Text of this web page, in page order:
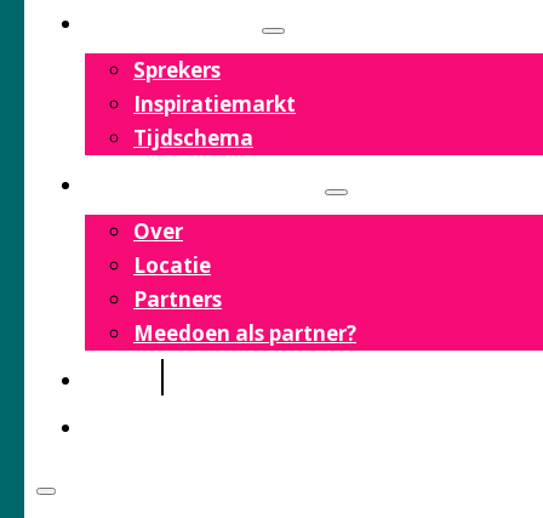
Sprekers
Inspiratiemarkt
Tijdschema
Over
Locatie
Partners
Meedoen als partner?